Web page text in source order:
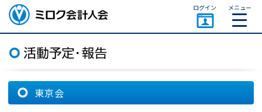
ミロク会計人会 MIROKU
ACCOUNTING PERSON
ASSOCIATION
ログイン メニュー
東京会